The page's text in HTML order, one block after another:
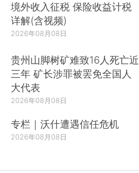
境外收入征税 保险收益计税
详解(含视频)
2026年08月08日
贵州山脚树矿难致16人死亡近
三年 矿长涉罪被罢免全国人
大代表
2026年08月08日
专栏｜沃什遭遇信任危机
2026年08月08日